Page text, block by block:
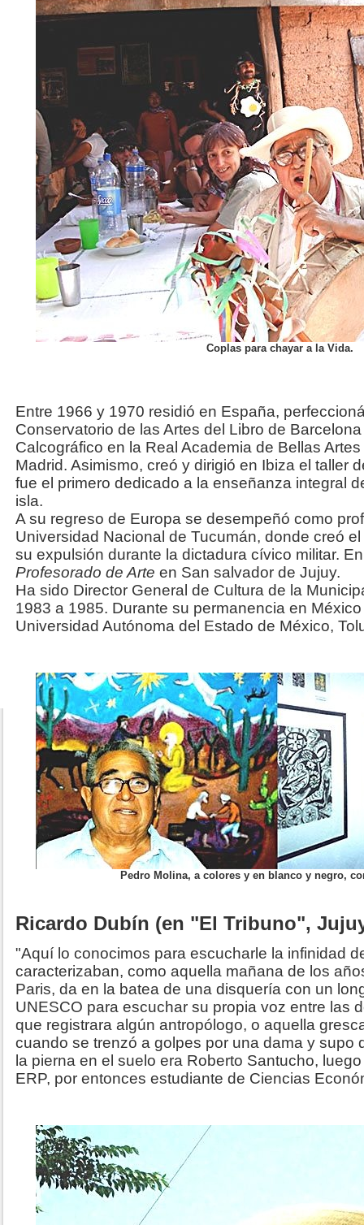
Coplas para chayar a la Vida.
Entre 1966 y 1970 residió en España,
Conservatorio de las Artes del Libro de
Calcográfico en la Real Academia de Bellas
Madrid. Asimismo, creó y dirigió en Ibiza el taller
fue el primero dedicado a la enseñanza integral
isla.
A su regreso de Europa se desempeñó como
Universidad Nacional de Tucumán, donde creó
su expulsión durante la dictadura cívico militar.
Profesorado de Arte en San salvador de Jujuy.
Ha sido Director General de Cultura de la
1983 a 1985. Durante su permanencia en
Universidad Autónoma del Estado de México,
Pedro Molina, a colores y en blanco y negro,
Ricardo Dubín (en "El Tribuno",
"Aquí lo conocimos para escucharle la infinidad
caracterizaban, como aquella mañana de los
Paris, da en la batea de una disquería con un
UNESCO para escuchar su propia voz entre las
que registrara algún antropólogo, o aquella
cuando se trenzó a golpes por una dama y supo
la pierna en el suelo era Roberto Santucho,
ERP, por entonces estudiante de Ciencias